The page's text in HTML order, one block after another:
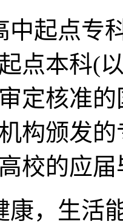
起点专科
点本科(
定核准
构颁发
校的应
，生活能